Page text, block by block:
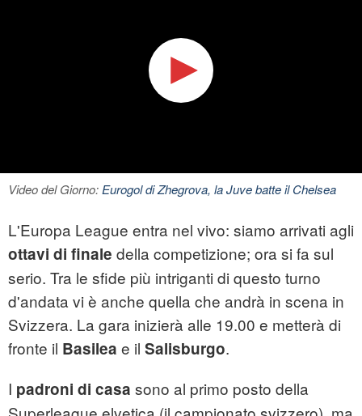
Video del Giorno:Eurogol di Zhegrova, la Juve batte il Chelsea
L'Europa League entra nel vivo: siamo arrivati agli
ottavi di finale della competizione; ora si fa sul
serio. Tra le sfide più intriganti di questo turno
d'andata vi è anche quella che andrà in scena in
Svizzera. La gara inizierà alle 19.00 e metterà di
fronte il Basilea e il Salisburgo.
I padroni di casa sono al primo posto della